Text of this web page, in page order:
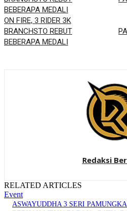
ON FIRE, 3 RIDER 3K
BRANCHSTO REBUT
BEBERAPA MEDALI
Redaksi
RELATED ARTICLES
Event
ASWAYUDDHA 3 SERI